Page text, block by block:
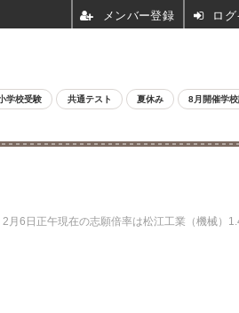
学校受験 共通テスト 夏休み 8月開催学
6日正午現在の志願倍率は松江工業（機械）
ロ